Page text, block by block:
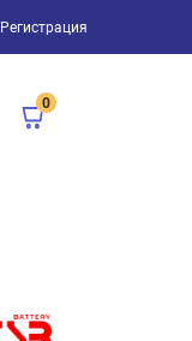
Регистрация
0